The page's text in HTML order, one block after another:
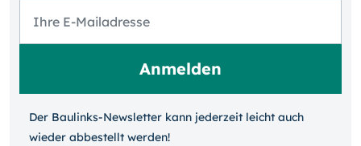
Der Baulinks-Newsletter kann jeder­zeit leicht auch
wieder ab­bestellt werden!